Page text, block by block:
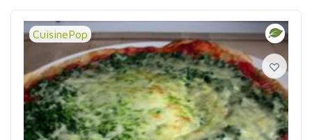
CuisinePop